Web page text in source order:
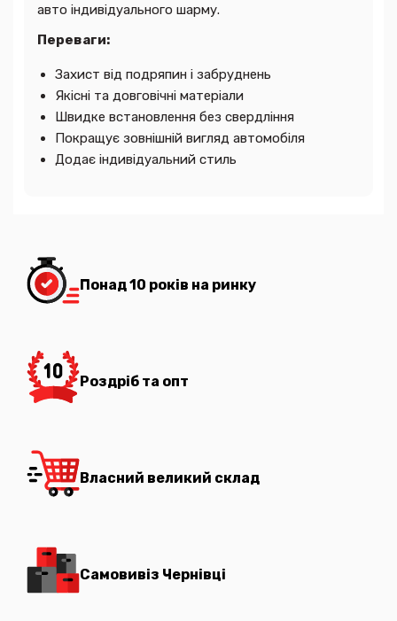
авто індивідуального шарму.
Переваги:
Захист від подряпин і забруднень
Якісні та довговічні матеріали
Швидке встановлення без свердління
Покращує зовнішній вигляд автомобіля
Додає індивідуальний стиль
Понад 10 років на ринку
Роздріб та опт
Власний великий склад
Самовивіз Чернівці